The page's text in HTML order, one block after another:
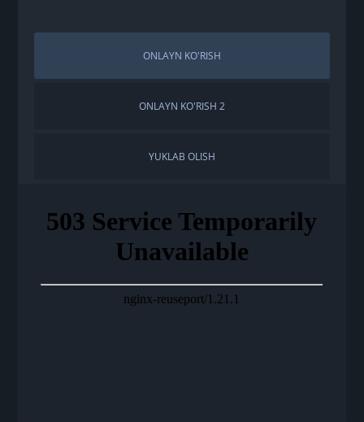
ONLAYN KO'RISH
ONLAYN KO'RISH 2
YUKLAB OLISH